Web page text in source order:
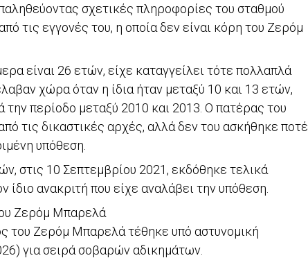
σχετικές πληροφορίες του σταθμού
τις εγγονές του, η οποία δεν είναι κόρη του Ζερόμ
είναι 26 ετών, είχε καταγγείλει τότε πολλαπλά
χώρα όταν η ίδια ήταν μεταξύ 10 και 13 ετών,
την περίοδο μεταξύ 2010 και 2013. Ο πατέρας του
τις δικαστικές αρχές, αλλά δεν του ασκήθηκε ποτέ
υπόθεση.
στις 10 Σεπτεμβρίου 2021, εκδόθηκε τελικά
ανακριτή που είχε αναλάβει την υπόθεση.
Ζερόμ Μπαρελά
του Ζερόμ Μπαρελά τέθηκε υπό αστυνομική
για σειρά σοβαρών αδικημάτων.